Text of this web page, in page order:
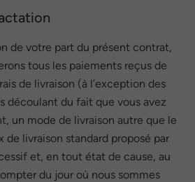
de votre part du présent contrat,
tous les paiements reçus de
de livraison (à l’exception des
découlant du fait que vous avez
un mode de livraison autre que le
de livraison standard proposé par
et, en tout état de cause, au
du jour où nous sommes